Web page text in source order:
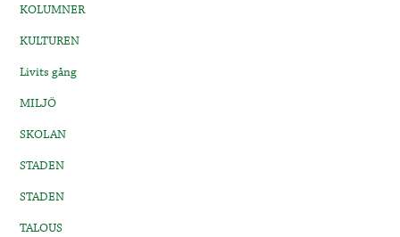
KOLUMNER
KULTUREN
Livits gång
MILJÖ
SKOLAN
STADEN
STADEN
TALOUS